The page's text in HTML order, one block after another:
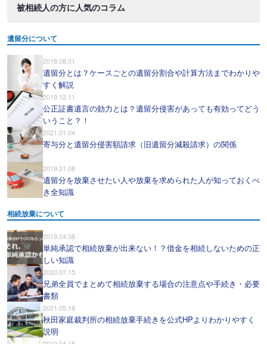
被相続人の方に人気のコラム
遺留分について
2018.08.01
遺留分とは？ケースごとの遺留分割合や計算方法までわかりや
すく解説
2019.12.11
公正証書遺言の効力とは？遺留分侵害があっても有効ってどう
いうこと？！
2021.01.04
寄与分と遺留分侵害額請求（旧遺留分減殺請求）の関係
2019.01.08
遺留分を放棄させたい人や放棄を求められた人が知っておくべ
き全知識
相続放棄について
2019.04.08
単純承認で相続放棄が出来ない！？借金を相続しないための正
しい知識
2020.07.15
兄弟全員でまとめて相続放棄する場合の注意点や手続き・必要
書類
2021.05.18
秋田家庭裁判所の相続放棄手続きを公式HPよりわかりやすく
説明